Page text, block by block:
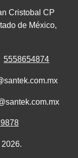
Cristobal CP
de México,
5558654874